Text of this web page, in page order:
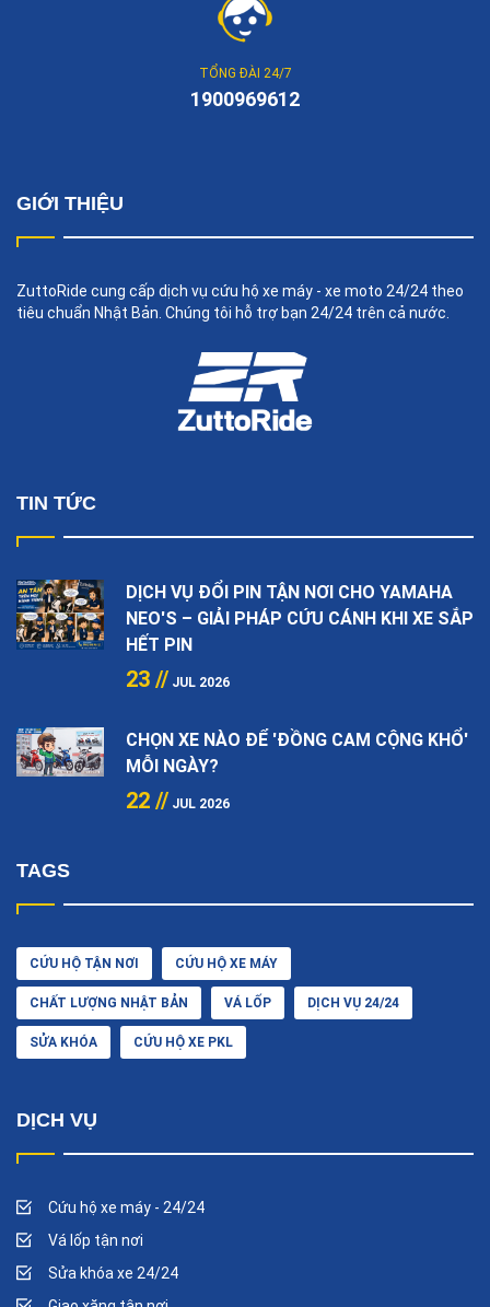
TỔNG ĐÀI 24/7
1900969612
GIỚI THIỆU
ZuttoRide cung cấp dịch vụ cứu hộ xe máy - xe moto 24/24 theo
tiêu chuẩn Nhật Bản. Chúng tôi hỗ trợ bạn 24/24 trên cả nước.
TIN TỨC
DỊCH VỤ ĐỔI PIN TẬN NƠI CHO YAMAHA
NEO'S – GIẢI PHÁP CỨU CÁNH KHI XE SẮP
HẾT PIN
23 // JUL 2026
CHỌN XE NÀO ĐỂ 'ĐỒNG CAM CỘNG KHỔ'
MỖI NGÀY?
22 // JUL 2026
TAGS
CỨU HỘ TẬN NƠI CỨU HỘ XE MÁY
CHẤT LƯỢNG NHẬT BẢN VÁ LỐP DỊCH VỤ 24/24
SỬA KHÓA CỨU HỘ XE PKL
DỊCH VỤ
Cứu hộ xe máy - 24/24
Vá lốp tận nơi
Sửa khóa xe 24/24